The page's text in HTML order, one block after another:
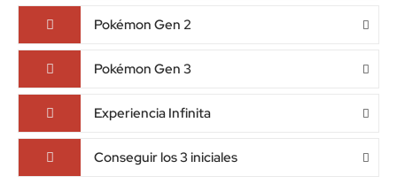
Pokémon Gen 2
Pokémon Gen 3
Experiencia Infinita
Conseguir los 3 iniciales